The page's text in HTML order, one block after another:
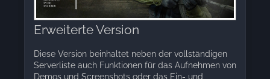
Erweiterte Version
Diese Version beinhaltet neben der vollständigen
Serverliste auch Funktionen für das Aufnehmen von
Demos und Screenshots oder das Ein- und